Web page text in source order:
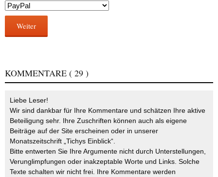
Weiter
KOMMENTARE ( 29 )
Liebe Leser!
Wir sind dankbar für Ihre Kommentare und schätzen Ihre aktive
Beteiligung sehr. Ihre Zuschriften können auch als eigene
Beiträge auf der Site erscheinen oder in unserer
Monatszeitschrift „Tichys Einblick“.
Bitte entwerten Sie Ihre Argumente nicht durch Unterstellungen,
Verunglimpfungen oder inakzeptable Worte und Links. Solche
Texte schalten wir nicht frei. Ihre Kommentare werden